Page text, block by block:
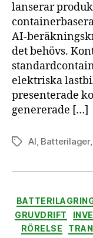
lanserar
AI-
det behövs.
elektriska
presenterade
genererade […]
Etiketter
AI, Batterilager,
GRUVDRIFT
RÖRELSE